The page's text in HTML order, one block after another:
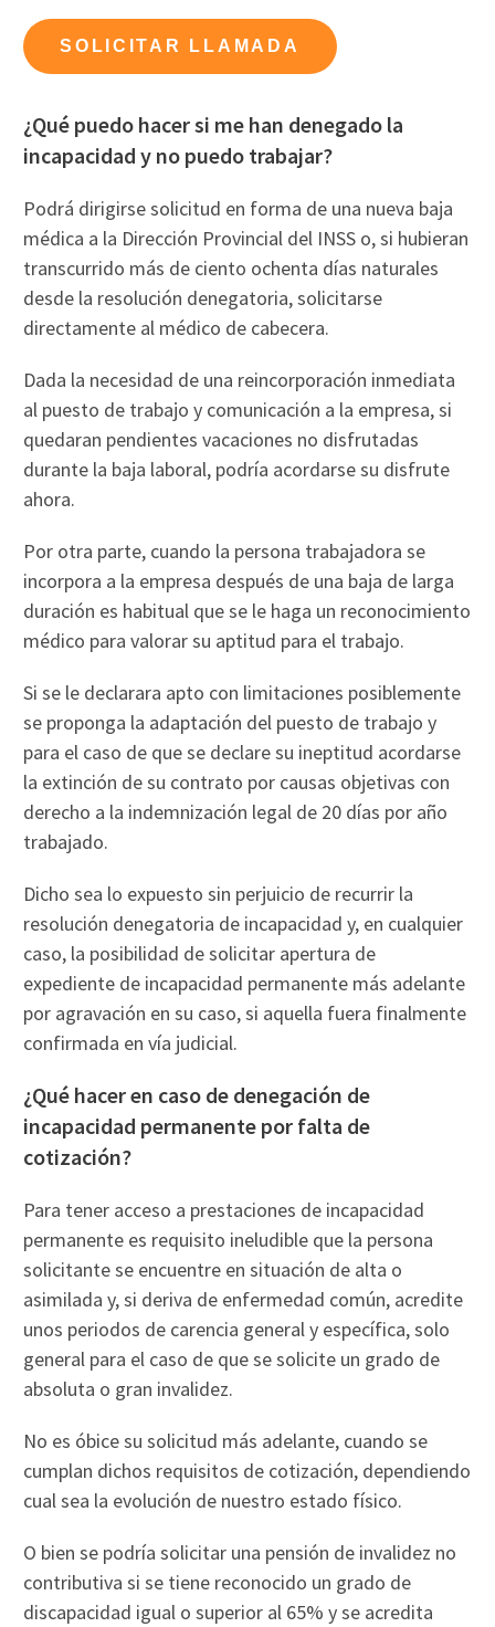
SOLICITAR LLAMADA
¿Qué puedo hacer si me han denegado la
incapacidad y no puedo trabajar?
Podrá dirigirse solicitud en forma de una nueva baja
médica a la Dirección Provincial del INSS o, si hubieran
transcurrido más de ciento ochenta días naturales
desde la resolución denegatoria, solicitarse
directamente al médico de cabecera.
Dada la necesidad de una reincorporación inmediata
al puesto de trabajo y comunicación a la empresa, si
quedaran pendientes vacaciones no disfrutadas
durante la baja laboral, podría acordarse su disfrute
ahora.
Por otra parte, cuando la persona trabajadora se
incorpora a la empresa después de una baja de larga
duración es habitual que se le haga un reconocimiento
médico para valorar su aptitud para el trabajo.
Si se le declarara apto con limitaciones posiblemente
se proponga la adaptación del puesto de trabajo y
para el caso de que se declare su ineptitud acordarse
la extinción de su contrato por causas objetivas con
derecho a la indemnización legal de 20 días por año
trabajado.
Dicho sea lo expuesto sin perjuicio de recurrir la
resolución denegatoria de incapacidad y, en cualquier
caso, la posibilidad de solicitar apertura de
expediente de incapacidad permanente más adelante
por agravación en su caso, si aquella fuera finalmente
confirmada en vía judicial.
¿Qué hacer en caso de denegación de
incapacidad permanente por falta de
cotización?
Para tener acceso a prestaciones de incapacidad
permanente es requisito ineludible que la persona
solicitante se encuentre en situación de alta o
asimilada y, si deriva de enfermedad común, acredite
unos periodos de carencia general y específica, solo
general para el caso de que se solicite un grado de
absoluta o gran invalidez.
No es óbice su solicitud más adelante, cuando se
cumplan dichos requisitos de cotización, dependiendo
cual sea la evolución de nuestro estado físico.
O bien se podría solicitar una pensión de invalidez no
contributiva si se tiene reconocido un grado de
discapacidad igual o superior al 65% y se acredita